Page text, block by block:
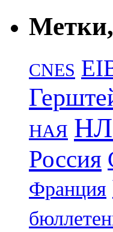
CNES
НАЯ
Россия
Франция